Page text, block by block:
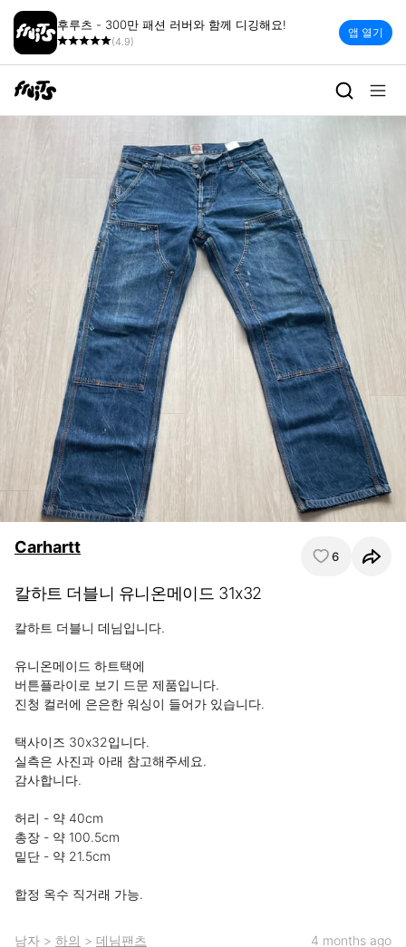
후루츠 - 300만 패션 러버와 함께 디깅해요!
(4.9)
앱 열기
Carhartt 6
칼하트 더블니 유니온메이드 31x32
칼하트 더블니 데님입니다.
유니온메이드 하트택에
버튼플라이로 보기 드문 제품입니다.
진청 컬러에 은은한 워싱이 들어가 있습니다.
택사이즈 30x32입니다.
실측은 사진과 아래 참고해주세요.
감사합니다.
허리 - 약 40cm
총장 - 약 100.5cm
밑단 - 약 21.5cm
합정 옥수 직거래 가능.
남자 > 하의 > 데님팬츠 4 months ago